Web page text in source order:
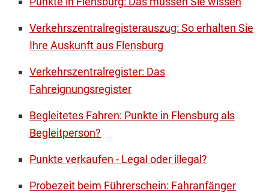
Verkehrszentralregisterauszug: So erhalten Sie
Ihre Auskunft aus Flensburg
Verkehrszentralregister: Das
Fahreignungsregister
Begleitetes Fahren: Punkte in Flensburg als
Begleitperson?
Punkte verkaufen - Legal oder illegal?
Probezeit beim Führerschein: Fahranfänger